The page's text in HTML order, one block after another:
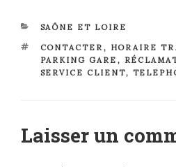
CATÉGORIES
SAÔNE ET LOIRE
ÉTIQUETTES
CONTACTER, HORAIRE
PARKING GARE ,
SERVICE CLIENT,
Laisser un